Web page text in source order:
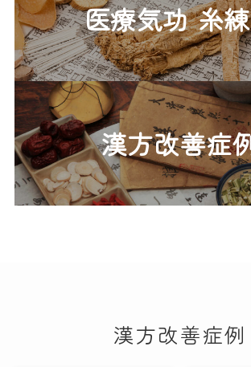
医療気功 糸
漢方改善症
漢方改善症例